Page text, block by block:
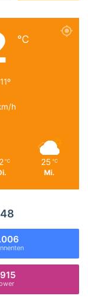
℃
h
℃ 25 ℃
Mi.